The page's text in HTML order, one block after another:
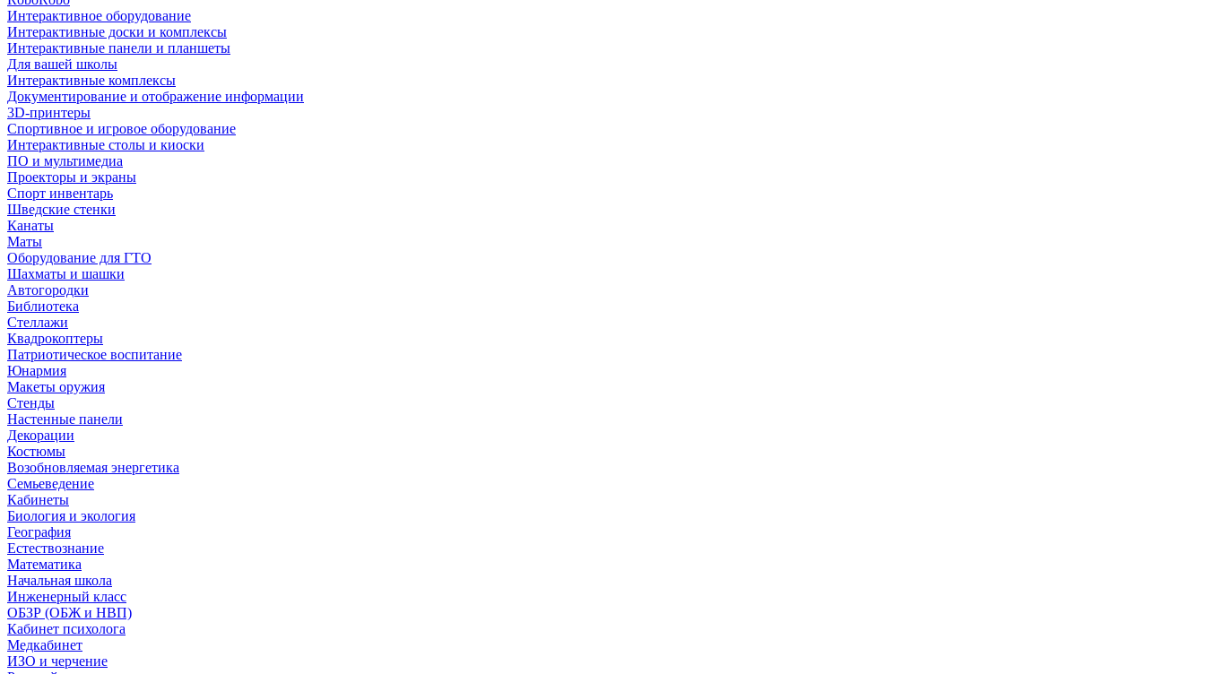
Интерактивное оборудование
Интерактивные доски и комплексы
Интерактивные панели и планшеты
Для вашей школы
Интерактивные комплексы
Документирование и отображение информации
3D-принтеры
Спортивное и игровое оборудование
Интерактивные столы и киоски
ПО и мультимедиа
Проекторы и экраны
Спорт инвентарь
Шведские стенки
Канаты
Маты
Оборудование для ГТО
Шахматы и шашки
Автогородки
Библиотека
Стеллажи
Квадрокоптеры
Патриотическое воспитание
Юнармия
Макеты оружия
Стенды
Настенные панели
Декорации
Костюмы
Возобновляемая энергетика
Семьеведение
Кабинеты
Биология и экология
География
Естествознание
Математика
Начальная школа
Инженерный класс
ОБЗР (ОБЖ и НВП)
Кабинет психолога
Медкабинет
ИЗО и черчение